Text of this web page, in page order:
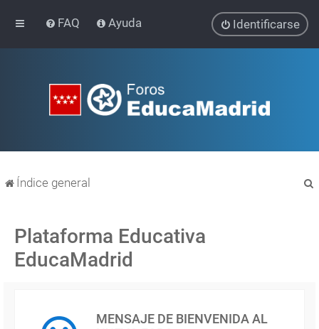
FAQ Ayuda Identificarse
Índice general
Plataforma Educativa
EducaMadrid
MENSAJE DE BIENVENIDA AL